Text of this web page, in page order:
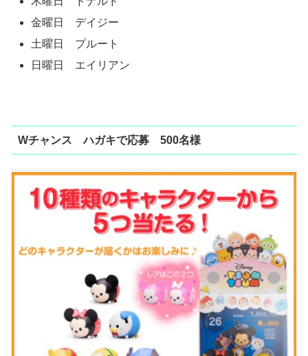
金曜日 デイジー
土曜日 プルート
日曜日 エイリアン
Wチャンス ハガキで応募 500名様